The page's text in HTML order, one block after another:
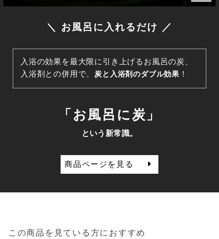
＼ お風呂に入れるだけ ／
入浴の効果を最大限に引き上げるお風呂の炭、
入浴剤との併用で、炭と入浴剤のダブル効果 ！
「お風呂に炭」
という新常識。
商品ページを見る
この商品を見ている方におすすめ